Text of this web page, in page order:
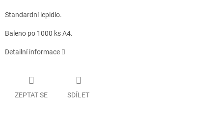
Standardní lepidlo.
Baleno po 1000 ks A4.
Detailní informace
ZEPTAT SE SDÍLET